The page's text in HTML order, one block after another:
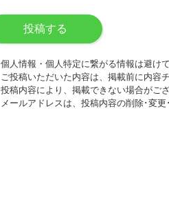
投稿する
個人情報・個人特定に繋がる情報は避けて
ご投稿いただいた内容は、掲載前に内容
投稿内容により、掲載できない場合がご
メールアドレスは、投稿内容の削除･変更